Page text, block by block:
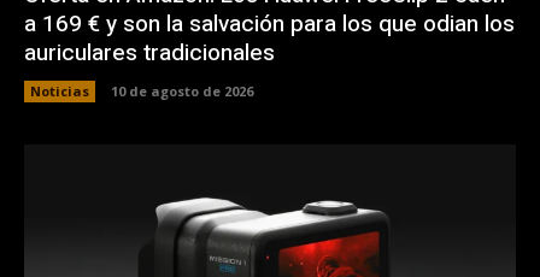
a 169 € y son la salvación para los que odian los
auriculares tradicionales
Noticias 10 de agosto de 2026